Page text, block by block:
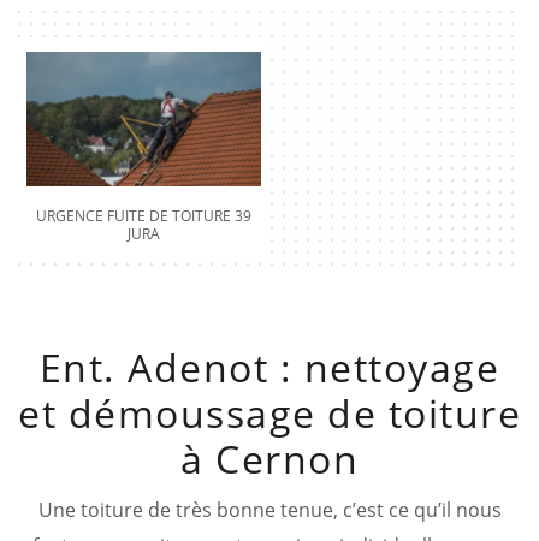
URGENCE FUITE DE TOITURE 39
JURA
Ent. Adenot : nettoyage
et démoussage de toiture
à Cernon
Une toiture de très bonne tenue, c’est ce qu’il nous